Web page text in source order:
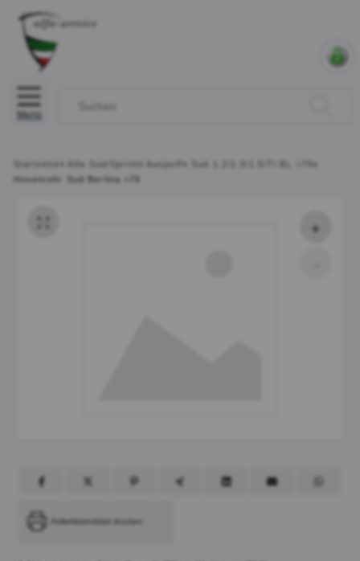
Menü
Startseite » Alfa Sud/Sprint » Auspuff » Sud 1.2/1.3/1.5/TI Bj. >79 »
Hosenrohr Sud Berlina >76
Artikeldatenblatt drucken